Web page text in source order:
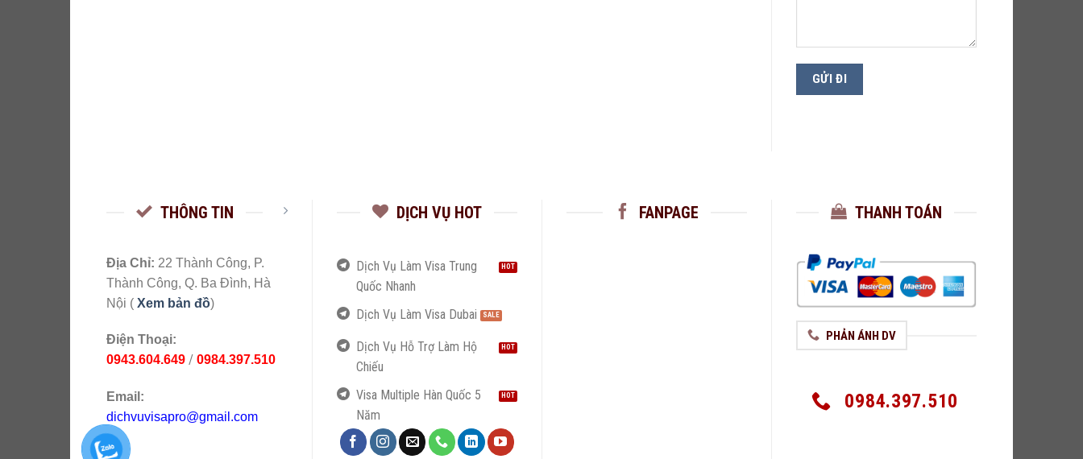
THÔNG TIN
Địa Chỉ: 22 Thành Công, P.
Thành Công, Q. Ba Đình, Hà
Nội ( Xem bản đồ)
Điện Thoại:
0943.604.649 / 0984.397.510
Email:
dichvuvisapro@gmail.com
DỊCH VỤ HOT
Dịch Vụ Làm Visa Trung
Quốc Nhanh
Dịch Vụ Làm Visa Dubai
Dịch Vụ Hỗ Trợ Làm Hộ
Chiếu
Visa Multiple Hàn Quốc 5
Năm
FANPAGE THANH TOÁN
PHẢN ÁNH DV
0984.397.510